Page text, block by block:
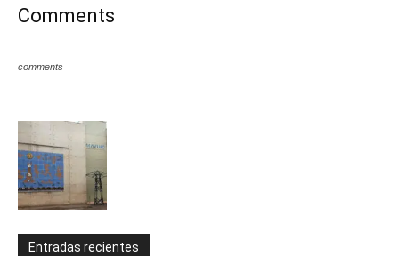
Comments
comments
Entradas recientes